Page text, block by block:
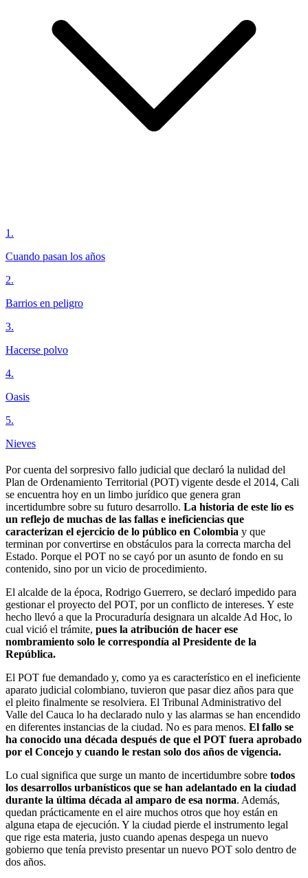
1 .
Cuando pasan los años
2.
Barrios en peligro
3.
Hacerse polvo
4.
Oasis
5.
Nieves
Por cuenta del sorpresivo fallo judicial que declaró la nulidad del
Plan de Ordenamiento Territorial (POT) vigente desde el 2014, Cali
se encuentra hoy en un limbo jurídico que genera gran
incertidumbre sobre su futuro desarrollo. La historia de este lío es
un reflejo de muchas de las fallas e ineficiencias que
caracterizan el ejercicio de lo público en Colombia y que
terminan por convertirse en obstáculos para la correcta marcha del
Estado. Porque el POT no se cayó por un asunto de fondo en su
contenido, sino por un vicio de procedimiento.
El alcalde de la época, Rodrigo Guerrero, se declaró impedido para
gestionar el proyecto del POT, por un conflicto de intereses. Y este
hecho llevó a que la Procuraduría designara un alcalde Ad Hoc, lo
cual vició el trámite, pues la atribución de hacer ese
nombramiento solo le correspondía al Presidente de la
República.
El POT fue demandado y, como ya es característico en el ineficiente
aparato judicial colombiano, tuvieron que pasar diez años para que
el pleito finalmente se resolviera. El Tribunal Administrativo del
Valle del Cauca lo ha declarado nulo y las alarmas se han encendido
en diferentes instancias de la ciudad. No es para menos. El fallo se
ha conocido una década después de que el POT fuera aprobado
por el Concejo y cuando le restan solo dos años de vigencia.
Lo cual significa que surge un manto de incertidumbre sobre todos
los desarrollos urbanísticos que se han adelantado en la ciudad
durante la última década al amparo de esa norma. Además,
quedan prácticamente en el aire muchos otros que hoy están en
alguna etapa de ejecución. Y la ciudad pierde el instrumento legal
que rige esta materia, justo cuando apenas despega un nuevo
gobierno que tenía previsto presentar un nuevo POT solo dentro de
dos años.